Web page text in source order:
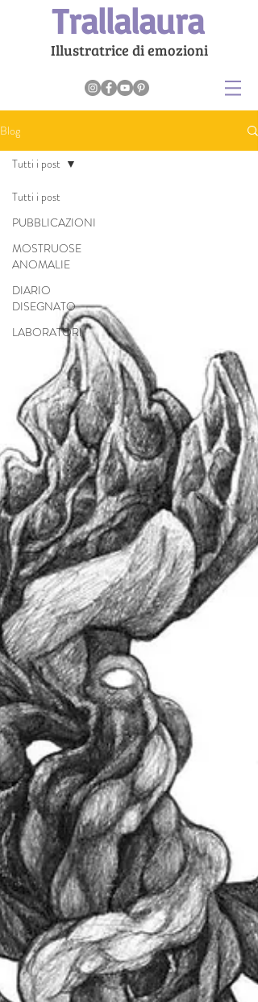
Trallalaura
Illustratrice di emozioni
Blog
Tutti i post
PUBBLICAZIONI
MOSTRUOSE
ANOMALIE
DIARIO
DISEGNATO
LABORATORI
Tutti i post